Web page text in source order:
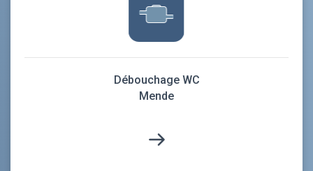
Débouchage WC
Mende